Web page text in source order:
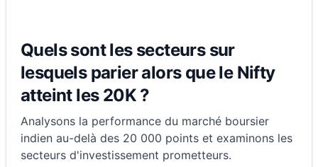
Quels sont les secteurs sur
lesquels parier alors que le Nifty
atteint les 20K ?
Analysons la performance du marché boursier
indien au-delà des 20 000 points et examinons les
secteurs d'investissement prometteurs.